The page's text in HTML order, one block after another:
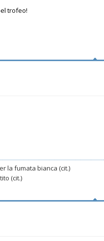
trofeo!
la fumata bianca (cit.)
(cit.)